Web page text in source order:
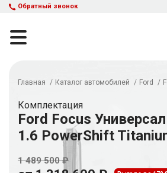
Обратный звонок
Кредит и рассрочка
Каталог автомобилей
Авто с пробегом
Главная Каталог автомобилей Ford
Комплектация
Ford Focus Универсал
1.6 PowerShift
1 489 500 ₽